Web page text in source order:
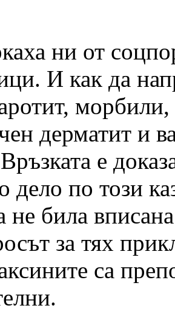
ни от
И как да
морбили,
дерматит и
е
дело по този
не била
за тях
са